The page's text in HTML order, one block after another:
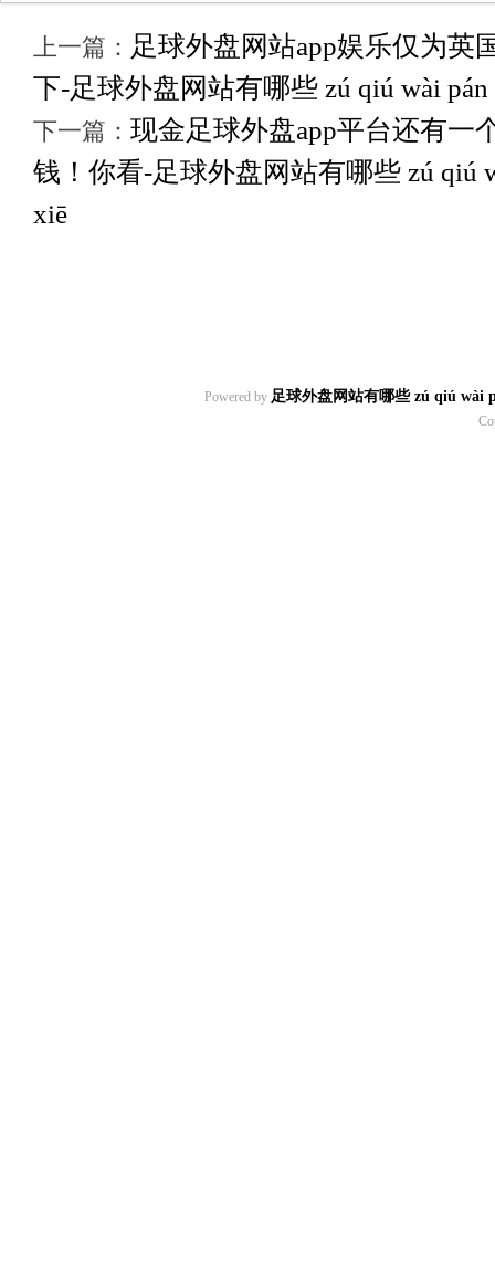
上一篇： 足球外盘网站app娱乐仅为英
下-足球外盘网站有哪些 zú qiú wài pán
下一篇： 现金足球外盘app平台还有一
钱！你看-足球外盘网站有哪些 zú qiú
xiē
Powered by 足球外盘网站有哪些 zú qiú wài